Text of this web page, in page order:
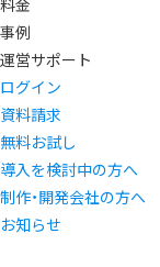
料金
事例
運営サポート
ログイン
資料請求
無料お試し
導入を検討中の方へ
制作・開発会社の方へ
お知らせ